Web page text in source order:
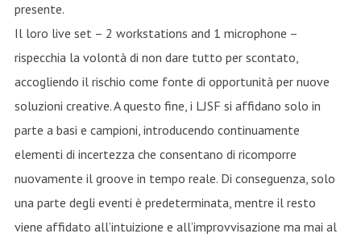
presente.
Il loro live set – 2 workstations and 1 microphone –
rispecchia la volontà di non dare tutto per scontato,
accogliendo il rischio come fonte di opportunità per nuove
soluzioni creative. A questo fine, i LJSF si affidano solo in
parte a basi e campioni, introducendo continuamente
elementi di incertezza che consentano di ricomporre
nuovamente il groove in tempo reale. Di conseguenza, solo
una parte degli eventi è predeterminata, mentre il resto
viene affidato all’intuizione e all’improvvisazione ma mai al